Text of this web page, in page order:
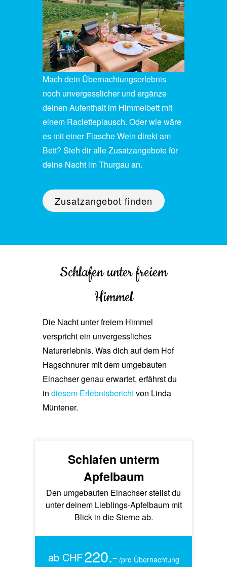
Mach dein Übernachtungserlebnis
noch unvergesslicher und ergänze
deinen Aufenthalt im Himmelbett mit
einem Racletteplausch. Oder wie wäre
es mit einer Flasche Wein direkt am
Bett? Sieh dir alle Zusatzangebote für
deine Nacht im Thurgau an.
Zusatzangebot finden
Schlafen unter freiem
Himmel
Die Nacht unter freiem Himmel
verspricht ein unvergessliches
Naturerlebnis. Was dich auf dem Hof
Hagschnurer mit dem umgebauten
Einachser genau erwartet, erfährst du
in diesem Erlebnisberichtvon Linda
Müntener.
Schlafen unterm
Apfelbaum
Den umgebauten Einachser stellst du
unter deinem Lieblings-Apfelbaum mit
Blick in die Sterne ab.
ab CHF220.- /pro Übernachtung